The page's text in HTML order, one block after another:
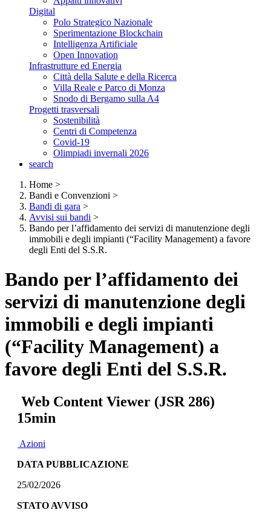
Digital
Polo Strategico Nazionale
Sperimentazione Blockchain
Intelligenza Artificiale
Open Innovation
Infrastrutture ed Energia
Città della Salute e della Ricerca
Villa Reale e Parco di Monza
Snodo di Bergamo sulla A4
Progetti trasversali
Sostenibilità
Centri di Competenza
Covid-19
Olimpiadi invernali 2026
search
Home >
Bandi e Convenzioni >
Bandi di gara >
Avvisi sui bandi >
Bando per l’affidamento dei servizi di manutenzione degli
immobili e degli impianti (“Facility Management) a favore
degli Enti del S.S.R.
Bando per l’affidamento dei
servizi di manutenzione degli
immobili e degli impianti
(“Facility Management) a
favore degli Enti del S.S.R.
Web Content Viewer (JSR 286)
15min
Azioni
DATA PUBBLICAZIONE
25/02/2026
STATO AVVISO